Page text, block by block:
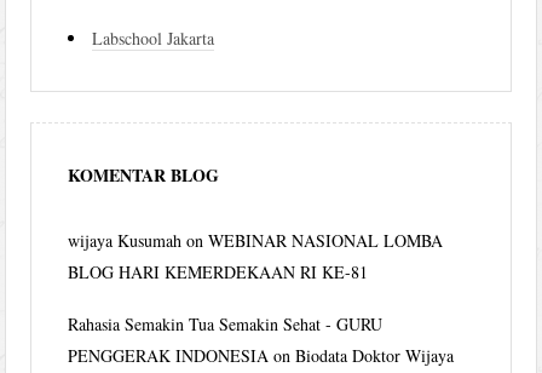
Labschool Jakarta
KOMENTAR BLOG
wijaya Kusumah onWEBINAR NASIONAL LOMBA
BLOG HARI KEMERDEKAAN RI KE-81
Rahasia Semakin Tua Semakin Sehat - GURU
PENGGERAK INDONESIA onBiodata Doktor Wijaya